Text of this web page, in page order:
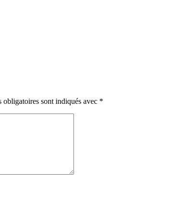
obligatoires sont indiqués avec *